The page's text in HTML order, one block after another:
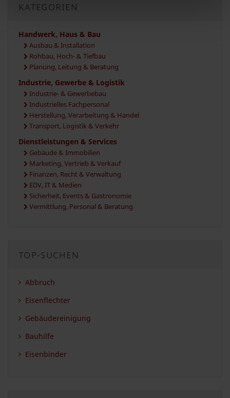
KATEGORIEN
Handwerk, Haus & Bau
Ausbau & Installation
Rohbau, Hoch- & Tiefbau
Planung, Leitung & Beratung
Industrie, Gewerbe & Logistik
Industrie- & Gewerbebau
Industrielles Fachpersonal
Herstellung, Verarbeitung & Handel
Transport, Logistik & Verkehr
Dienstleistungen & Services
Gebäude & Immobilien
Marketing, Vertrieb & Verkauf
Finanzen, Recht & Verwaltung
EDV, IT & Medien
Sicherheit, Events & Gastronomie
Vermittlung, Personal & Beratung
TOP-SUCHEN
Abbruch
Eisenflechter
Gebäudereinigung
Bauhilfe
Eisenbinder